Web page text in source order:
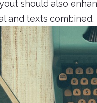
should also
and texts combined.